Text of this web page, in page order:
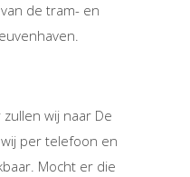
de tram- en
wij naar De
per telefoon en
Mocht er die